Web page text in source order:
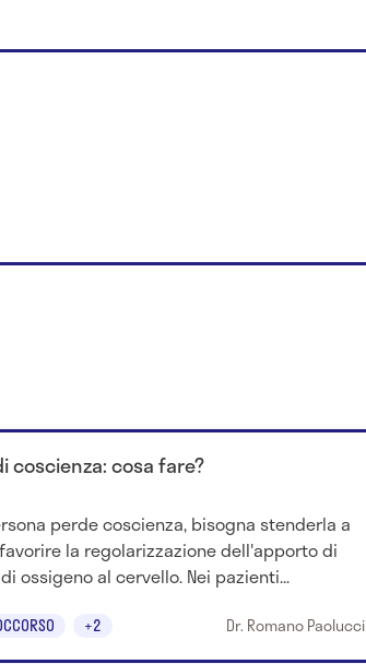
coscienza: cosa fare?
perde coscienza, bisogna stenderla a
la regolarizzazione dell'apporto di
ossigeno al cervello. Nei pazienti...
+2 Dr. Romano Paolucci